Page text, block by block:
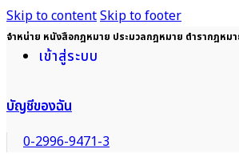
Skip to contentSkip to footer
จำหน่าย หนังสือกฎหมาย ประมวลกฎหมาย ตำรากฎหม
เข้าสู่ระบบ
บัญชีของฉัน
0-2996-9471-3